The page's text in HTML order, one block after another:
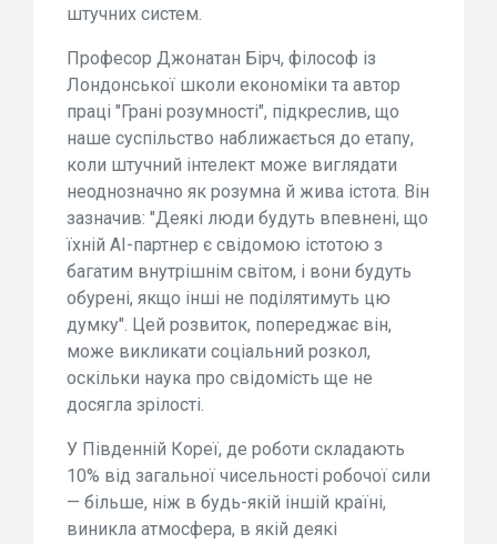
штучних систем.
Професор Джонатан Бірч, філософ із
Лондонської школи економіки та автор
праці "Грані розумності", підкреслив, що
наше суспільство наближається до етапу,
коли штучний інтелект може виглядати
неоднозначно як розумна й жива істота. Він
зазначив: "Деякі люди будуть впевнені, що
їхній АІ-партнер є свідомою істотою з
багатим внутрішнім світом, і вони будуть
обурені, якщо інші не поділятимуть цю
думку". Цей розвиток, попереджає він,
може викликати соціальний розкол,
оскільки наука про свідомість ще не
досягла зрілості.
У Південній Кореї, де роботи складають
10% від загальної чисельності робочої сили
— більше, ніж в будь-якій іншій країні,
виникла атмосфера, в якій деякі